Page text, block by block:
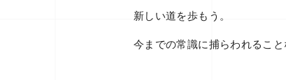
新しい道を歩もう。
今までの常識に捕らわれるこ